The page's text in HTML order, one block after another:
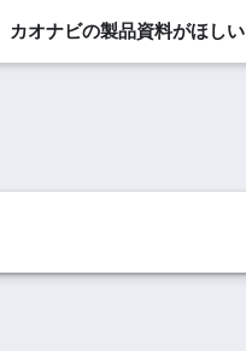
カオナビの製品資料がほしい